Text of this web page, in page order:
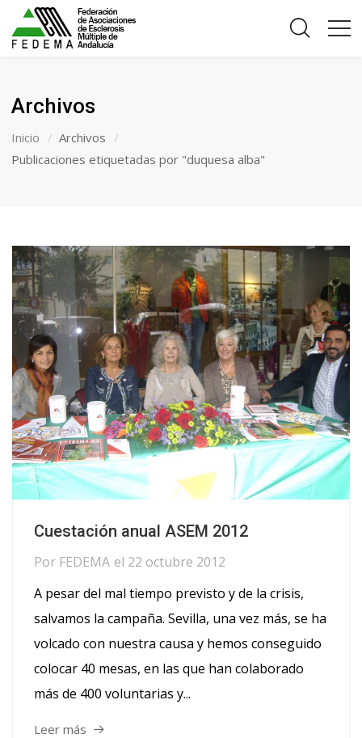
Archivos
Inicio
Archivos
Publicaciones etiquetadas por "duquesa alba"
Cuestación anual ASEM 2012
Por FEDEMA el 22 octubre 2012
A pesar del mal tiempo previsto y de la crisis,
salvamos la campaña. Sevilla, una vez más, se ha
volcado con nuestra causa y hemos conseguido
colocar 40 mesas, en las que han colaborado
más de 400 voluntarias y...
Leer más